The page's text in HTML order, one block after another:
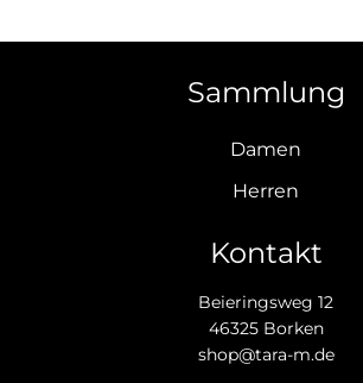
Sammlung
Damen
Herren
Kontakt
Beieringsweg 12
46325 Borken
shop@tara-m.de